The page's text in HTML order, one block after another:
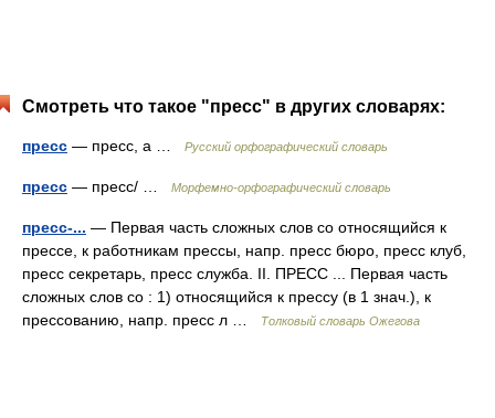
Смотреть что такое "пресс" в других словарях:
пресс — пресс, а … Русский орфографический словарь
пресс — пресс/ … Морфемно-орфографический словарь
пресс-... — Первая часть сложных слов со относящийся к
прессе, к работникам прессы, напр. пресс бюро, пресс клуб,
пресс секретарь, пресс служба. II. ПРЕСС ... Первая часть
сложных слов со : 1) относящийся к прессу (в 1 знач.), к
прессованию, напр. пресс л …
Толковый словарь Ожегова